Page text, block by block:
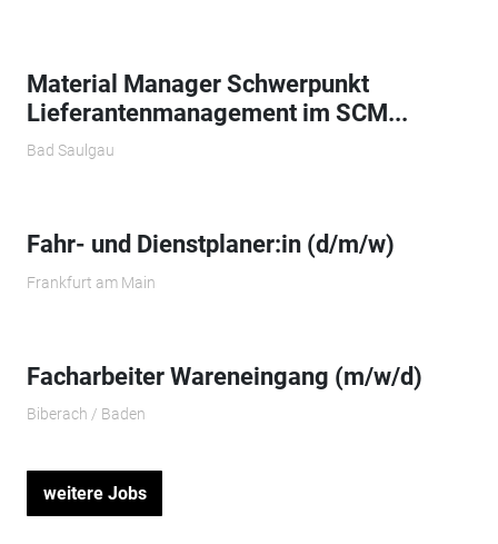
Material Manager Schwerpunkt
Lieferantenmanagement im SCM...
Bad Saulgau
Fahr- und Dienstplaner:in (d/m/w)
Frankfurt am Main
Facharbeiter Wareneingang (m/w/d)
Biberach / Baden
weitere Jobs